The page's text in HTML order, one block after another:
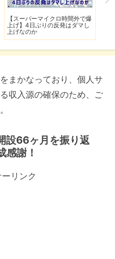
【米軍が7夜連続でイラン攻
撃】イランは全面的攻勢作戦に
移行
まかなっており、個人サ
収入源の確保のため、ご
設66ヶ月を振り返
感謝！
リンク